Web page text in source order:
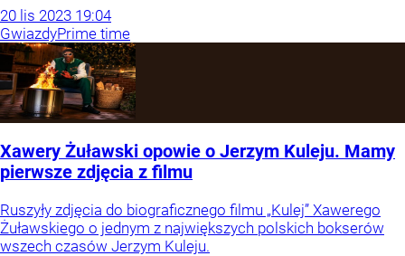
20 lis 2023 19:04
GwiazdyPrime time
Xawery Żuławski opowie o Jerzym Kuleju. Mamy
pierwsze zdjęcia z filmu
Ruszyły zdjęcia do biograficznego filmu „Kulej” Xawerego
Żuławskiego o jednym z największych polskich bokserów
wszech czasów Jerzym Kuleju.